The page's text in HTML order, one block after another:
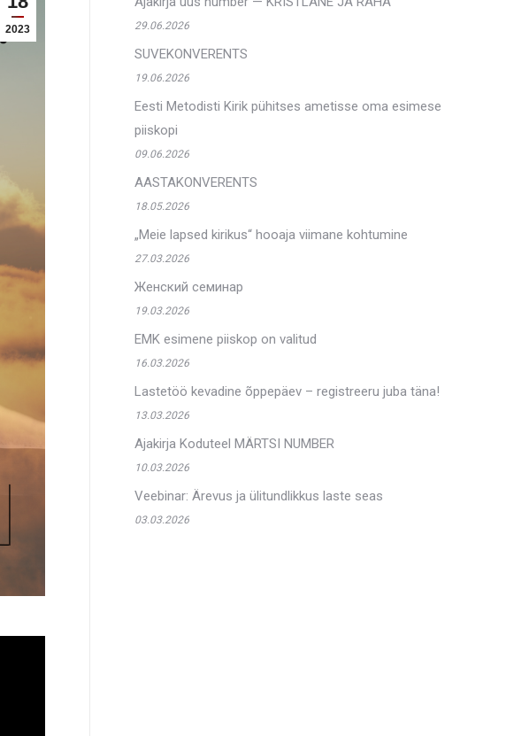
2023 29.06.2026
SUVEKONVERENTS
19.06.2026
Eesti Metodisti Kirik pühitses ametisse oma esimese
piiskopi
09.06.2026
AASTAKONVERENTS
18.05.2026
„Meie lapsed kirikus“ hooaja viimane kohtumine
27.03.2026
Женский семинар
19.03.2026
EMK esimene piiskop on valitud
16.03.2026
Lastetöö kevadine õppepäev – registreeru juba täna!
13.03.2026
Ajakirja Koduteel MÄRTSI NUMBER
10.03.2026
Veebinar: Ärevus ja ülitundlikkus laste seas
03.03.2026